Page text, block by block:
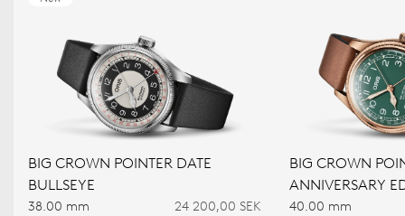
BIG CROWN POINTER DATE
BULLSEYE
38.00 mm 24 200,00 SEK
BIG CROWN
ANNIVERSARY
40.00 mm